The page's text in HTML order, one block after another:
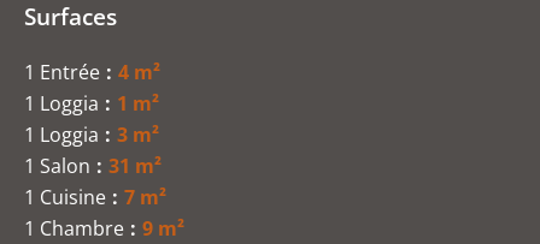
Surfaces
1 Entrée
4 m²
1 Loggia
1 m²
1 Loggia
3 m²
1 Salon
31 m²
1 Cuisine
7 m²
1 Chambre
9 m²